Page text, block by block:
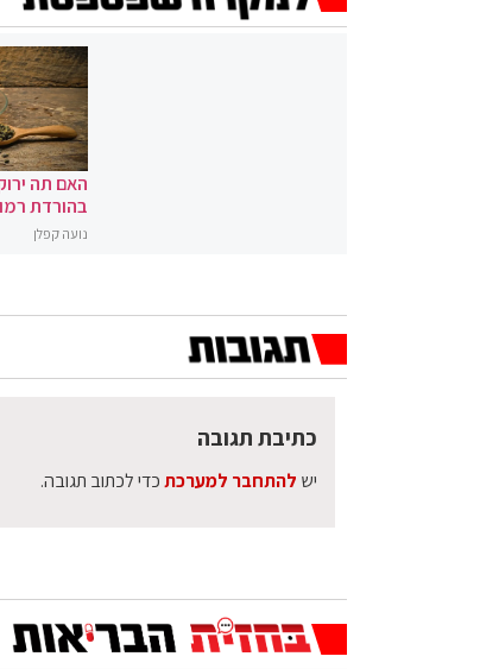
האם תה
בהורדת
נועה קפלן
כתיבת תגובה
יש להתחבר למערכתכדי לכתוב תגובה.